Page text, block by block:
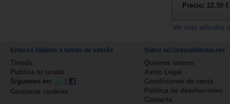
Precio: 22.50 €
Ver más artículos
Enlaces rápidos a temas de interés
Tienda
Publica tu receta
Síguenos en:
|
Gestionar cookies
Sobre laCocinadeMama.net
Quienes somos
Aviso Legal
Condiciones de venta
Política de devoluciones
Contacta